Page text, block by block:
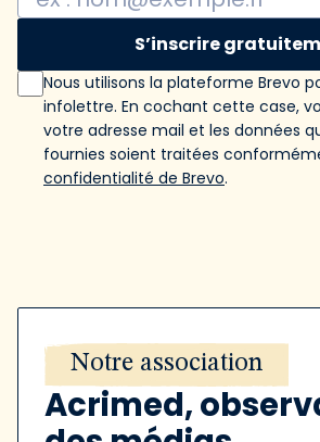
S’inscrire
Nous utilisons la plateforme Brevo
infolettre. En cochant cette case,
votre adresse mail et les données
fournies soient traitées
confidentialité de Brevo.
Notre association
Acrimed,